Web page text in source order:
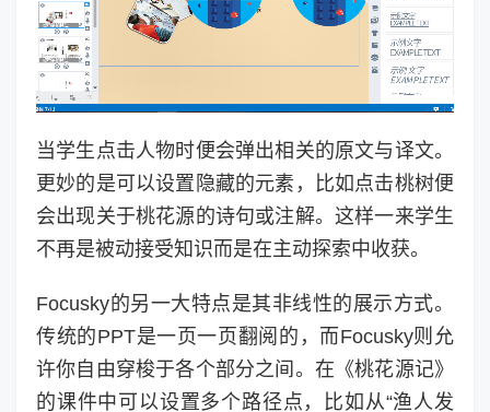
当学生点击人物时便会弹出相关的原文与译文。
更妙的是可以设置隐藏的元素，比如点击桃树便
会出现关于桃花源的诗句或注解。这样一来学生
不再是被动接受知识而是在主动探索中收获。
Focusky的另一大特点是其非线性的展示方式。
传统的PPT是一页一页翻阅的，而Focusky则允
许你自由穿梭于各个部分之间。在《桃花源记》
的课件中可以设置多个路径点，比如从“渔人发